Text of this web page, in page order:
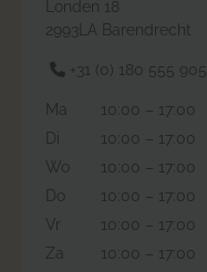
Londen 18
2993LA Barendrecht
+31 (0) 180 555 905
Ma
10:00 – 17:00
Di
10:00 – 17:00
Wo
10:00 – 17:00
Do
10:00 – 17:00
Vr
10:00 – 17:00
Za
10:00 – 17:00